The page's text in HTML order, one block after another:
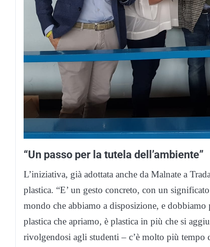
“Un passo per la tutela dell’ambiente”
L’iniziativa, già adottata anche da Malnate a
plastica. “E’ un gesto concreto, con un
mondo che abbiamo a disposizione, e
plastica che apriamo, è plastica in più che si
rivolgendosi agli studenti – c’è molto più